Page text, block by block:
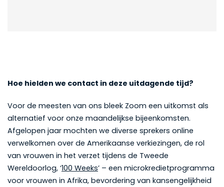
Hoe hielden we contact in deze uitdagende tijd?
Voor de meesten van ons bleek Zoom een uitkomst als
alternatief voor onze maandelijkse bijeenkomsten.
Afgelopen jaar mochten we diverse sprekers online
verwelkomen over de Amerikaanse verkiezingen, de rol
van vrouwen in het verzet tijdens de Tweede
Wereldoorlog, ‘100 Weeks’ – een microkredietprogramma
voor vrouwen in Afrika, bevordering van kansengelijkheid